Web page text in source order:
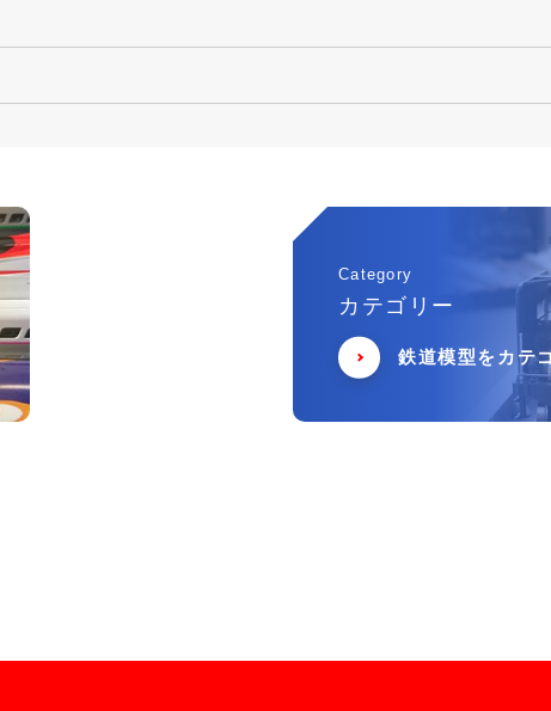
Category
カテゴリー
鉄道模型をカテ